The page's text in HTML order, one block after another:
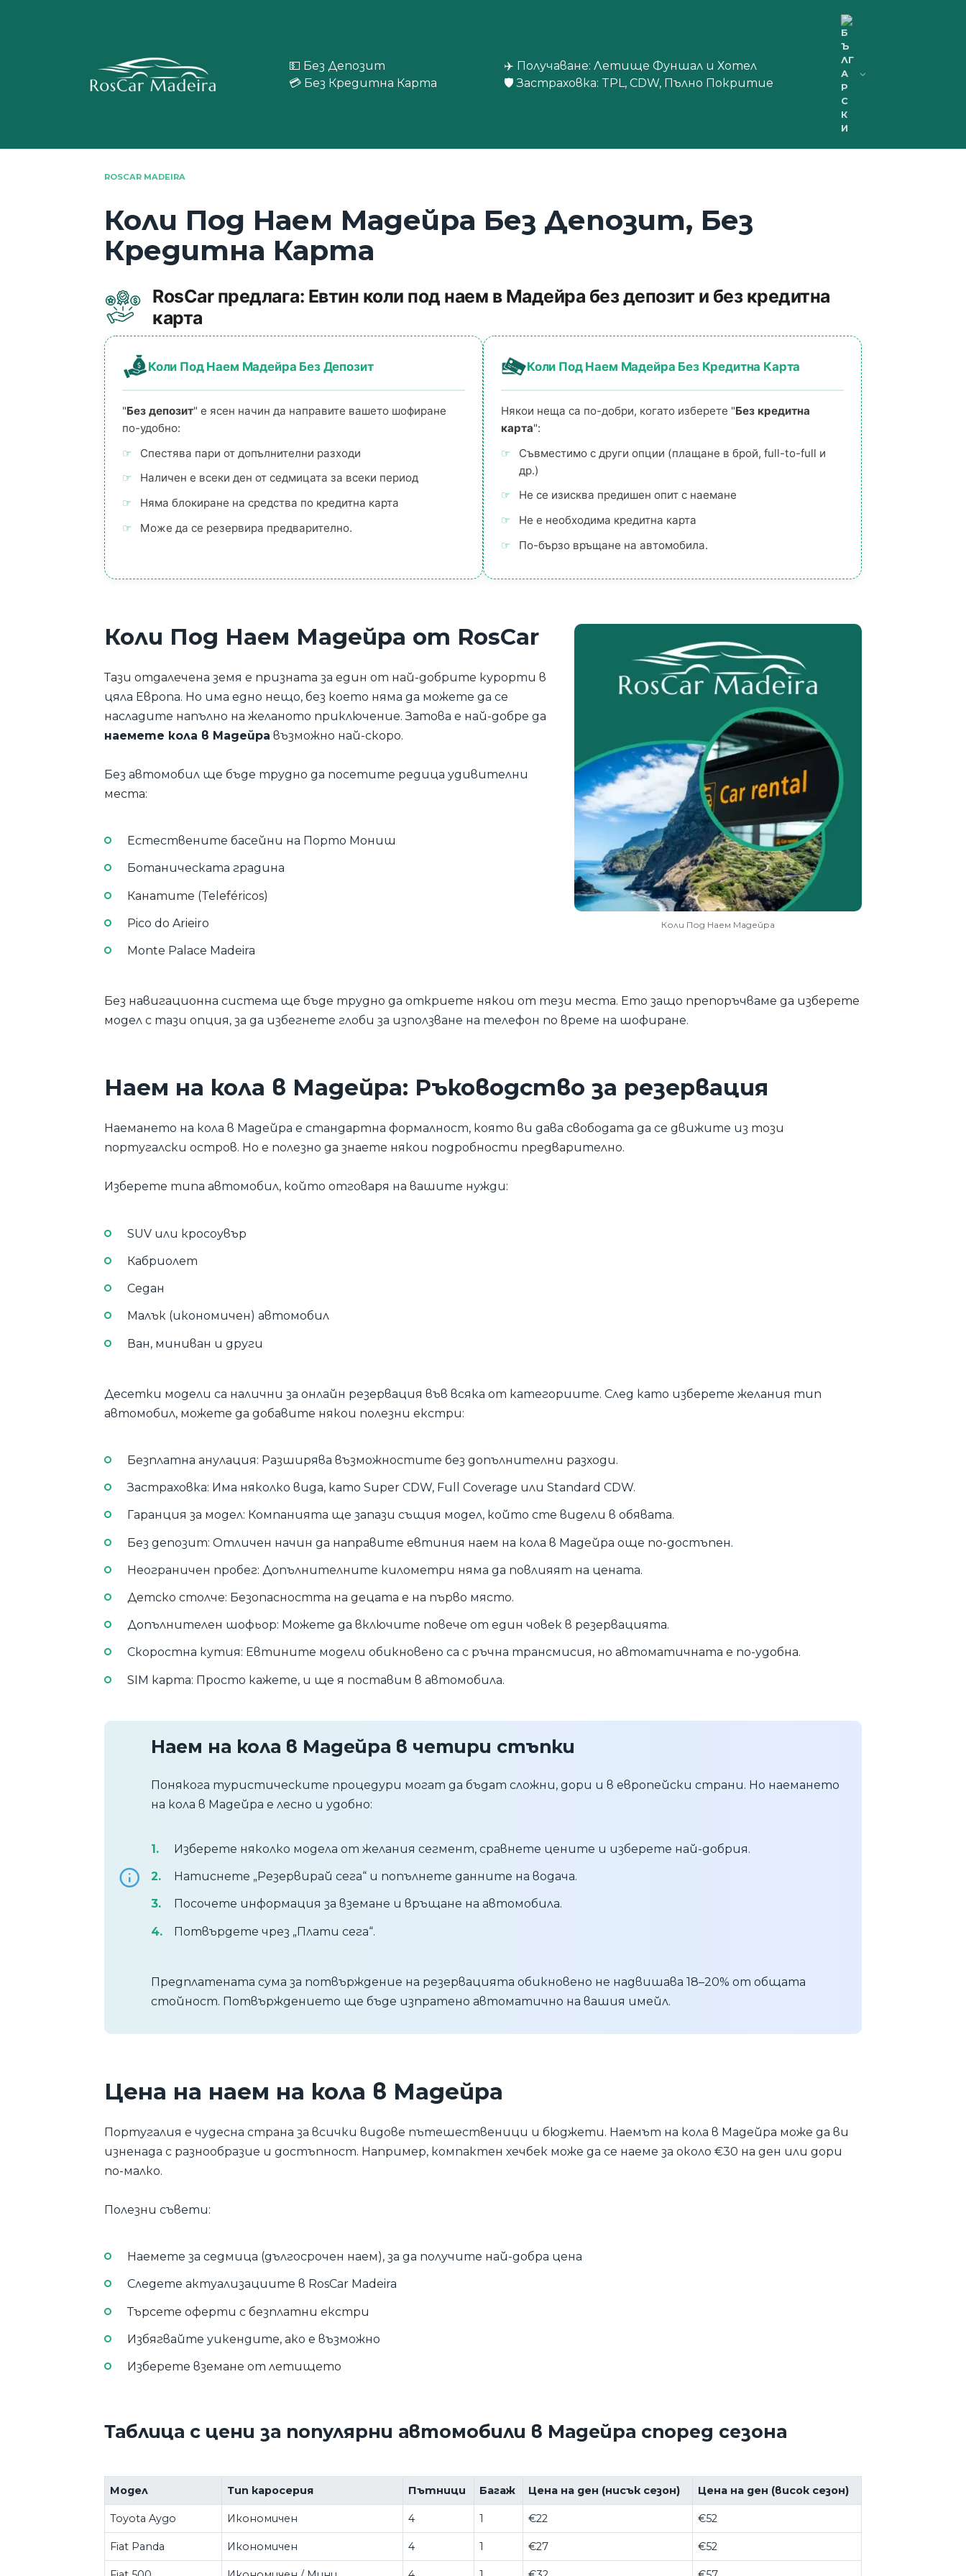
💵 Без Депозит
💳 Без Кредитна Карта
✈️ Получаване: Летище Фуншал и Хотел
🛡️ Застраховка: TPL, CDW, Пълно Покритие
ROSCAR MADEIRA
Коли Под Наем Мадейра Без Депозит, Без
Кредитна Карта
RosCar предлага: Евтин коли под наем в Мадейра без депозит и без кредитна
карта
Коли Под Наем Мадейра Без Депозит
"Без депозит" е ясен начин да направите вашето шофиране
по-удобно:
Спестява пари от допълнителни разходи
Наличен е всеки ден от седмицата за всеки период
Няма блокиране на средства по кредитна карта
Може да се резервира предварително.
Коли Под Наем Мадейра Без Кредитна Карта
Някои неща са по-добри, когато изберете "Без кредитна
карта":
Съвместимо с други опции (плащане в брой, full-to-full и
др.)
Не се изисква предишен опит с наемане
Не е необходима кредитна карта
По-бързо връщане на автомобила.
Коли Под Наем Мадейра
Коли Под Наем Мадейра от RosCar
Тази отдалечена земя е призната за един от най-добрите курорти в
цяла Европа. Но има едно нещо, без което няма да можете да се
насладите напълно на желаното приключение. Затова е най-добре да
наемете кола в Мадейра възможно най-скоро.
Без автомобил ще бъде трудно да посетите редица удивителни
места:
Естествените басейни на Порто Мониш
Ботаническата градина
Канатите (Teleféricos)
Pico do Arieiro
Monte Palace Madeira
Без навигационна система ще бъде трудно да откриете някои от тези места. Ето защо препоръчваме да изберете
модел с тази опция, за да избегнете глоби за използване на телефон по време на шофиране.
Наем на кола в Мадейра: Ръководство за резервация
Наемането на кола в Мадейра е стандартна формалност, която ви дава свободата да се движите из този
португалски остров. Но е полезно да знаете някои подробности предварително.
Изберете типа автомобил, който отговаря на вашите нужди:
SUV или кросоувър
Кабриолет
Седан
Малък (икономичен) автомобил
Ван, миниван и други
Десетки модели са налични за онлайн резервация във всяка от категориите. След като изберете желания тип
автомобил, можете да добавите някои полезни екстри:
Безплатна анулация: Разширява възможностите без допълнителни разходи.
Застраховка: Има няколко вида, като Super CDW, Full Coverage или Standard CDW.
Гаранция за модел: Компанията ще запази същия модел, който сте видели в обявата.
Без депозит: Отличен начин да направите евтиния наем на кола в Мадейра още по-достъпен.
Неограничен пробег: Допълнителните километри няма да повлияят на цената.
Детско столче: Безопасността на децата е на първо място.
Допълнителен шофьор: Можете да включите повече от един човек в резервацията.
Скоростна кутия: Евтините модели обикновено са с ръчна трансмисия, но автоматичната е по-удобна.
SIM карта: Просто кажете, и ще я поставим в автомобила.
Наем на кола в Мадейра в четири стъпки
Понякога туристическите процедури могат да бъдат сложни, дори и в европейски страни. Но наемането
на кола в Мадейра е лесно и удобно:
Изберете няколко модела от желания сегмент, сравнете цените и изберете най-добрия.
Натиснете „Резервирай сега“ и попълнете данните на водача.
Посочете информация за вземане и връщане на автомобила.
Потвърдете чрез „Плати сега“.
Предплатената сума за потвърждение на резервацията обикновено не надвишава 18–20% от общата
стойност. Потвърждението ще бъде изпратено автоматично на вашия имейл.
Цена на наем на кола в Мадейра
Португалия е чудесна страна за всички видове пътешественици и бюджети. Наемът на кола в Мадейра може да ви
изненада с разнообразие и достъпност. Например, компактен хечбек може да се наеме за около €30 на ден или дори
по-малко.
Полезни съвети:
Наемете за седмица (дългосрочен наем), за да получите най-добра цена
Следете актуализациите в RosCar Madeira
Търсете оферти с безплатни екстри
Избягвайте уикендите, ако е възможно
Изберете вземане от летището
Таблица с цени за популярни автомобили в Мадейра според сезона
Модел Тип каросерия Пътници Багаж Цена на ден (нисък сезон) Цена на ден (висок сезон)
Toyota Aygo Икономичен 4 1 €22 €52
Fiat Panda Икономичен 4 1 €27 €52